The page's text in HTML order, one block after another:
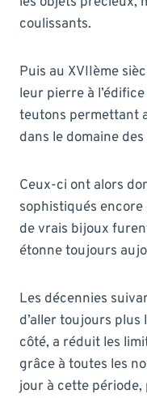
coulissants.
Puis au XVIIème
leur pierre à
teutons permettant
dans le domaine
Ceux-ci ont alors
sophistiqués
de vrais bijoux
étonne toujours
Les décennies
d’aller toujours plus
côté, a réduit les
grâce à toutes les
jour à cette